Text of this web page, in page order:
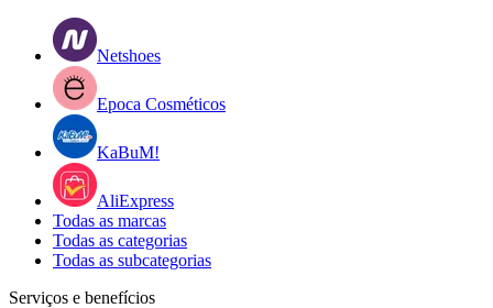
Netshoes
Epoca Cosméticos
KaBuM!
AliExpress
Todas as marcas
Todas as categorias
Todas as subcategorias
Serviços e benefícios